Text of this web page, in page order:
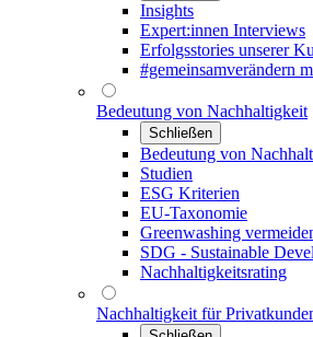
Insights
Expert:innen Interviews
Erfolgsstories unserer
#gemeinsamverändern
Bedeutung von Nachhaltigkeit
Schließen
Bedeutung von
Studien
ESG Kriterien
EU-Taxonomie
Greenwashing
SDG - Sustainable
Nachhaltigkeitsrating
Nachhaltigkeit für